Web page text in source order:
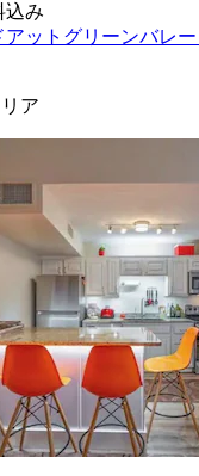
込み
ットグリーンバレ